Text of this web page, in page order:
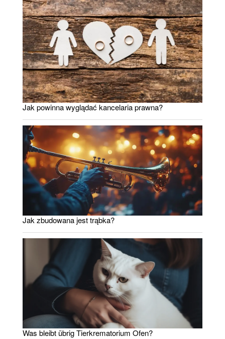
Jak powinna wyglądać kancelaria prawna?
Jak zbudowana jest trąbka?
Was bleibt übrig Tierkrematorium Ofen?